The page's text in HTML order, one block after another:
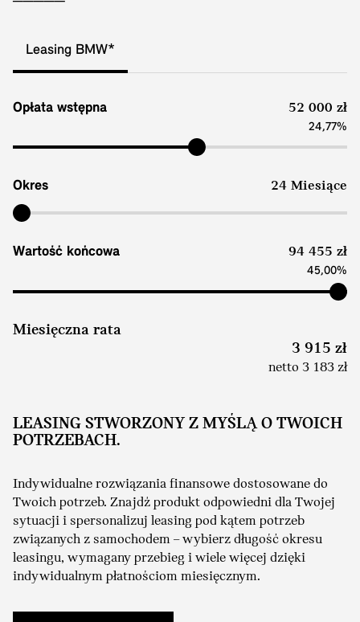
Leasing BMW*
Opłata wstępna 52 000 zł
24,77%
Okres 24 Miesiące
Wartość końcowa 94 455 zł
45,00%
Miesięczna rata
3 915 zł
netto 3 183 zł
LEASING STWORZONY Z MYŚLĄ O TWOICH
POTRZEBACH.
Indywidualne rozwiązania finansowe dostosowane do
Twoich potrzeb. Znajdź produkt odpowiedni dla Twojej
sytuacji i spersonalizuj leasing pod kątem potrzeb
związanych z samochodem – wybierz długość okresu
leasingu, wymagany przebieg i wiele więcej dzięki
indywidualnym płatnościom miesięcznym.